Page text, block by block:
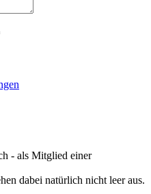
- als Mitglied einer
dabei natürlich nicht leer aus.